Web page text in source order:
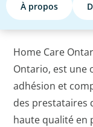
À propos
Home Care
Ontario, est une
adhésion et
des prestataires
haute qualité en